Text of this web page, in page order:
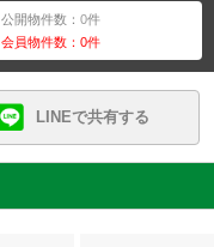
公開物件数：0件
会員物件数：0件
LINEで共有する